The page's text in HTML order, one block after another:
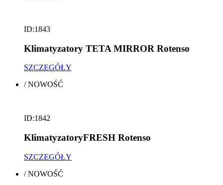
ID:1843
Klimatyzatory TETA MIRROR Rotenso
SZCZEGÓŁY
/NOWOŚĆ
ID:1842
KlimatyzatoryFRESH Rotenso
SZCZEGÓŁY
/NOWOŚĆ